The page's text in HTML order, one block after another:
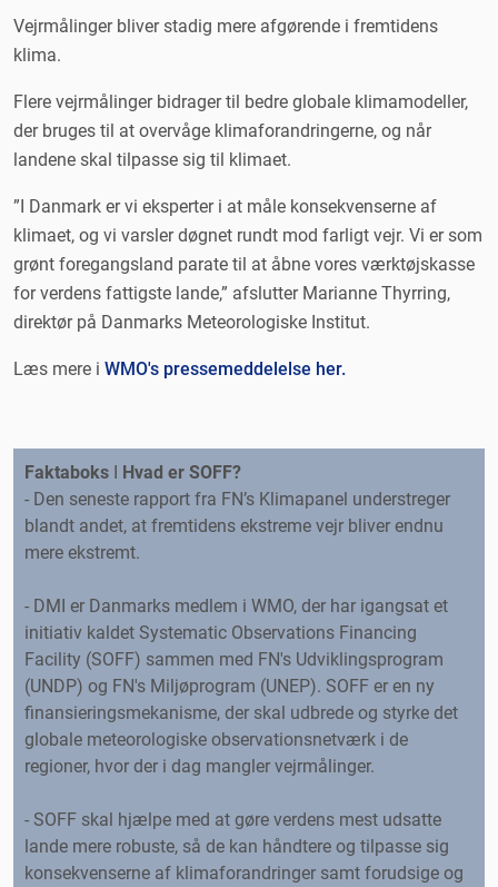
Vejrmålinger bliver stadig mere afgørende i fremtidens
klima.
Flere vejrmålinger bidrager til bedre globale klimamodeller,
der bruges til at overvåge klimaforandringerne, og når
landene skal tilpasse sig til klimaet.
”I Danmark er vi eksperter i at måle konsekvenserne af
klimaet, og vi varsler døgnet rundt mod farligt vejr. Vi er som
grønt foregangsland parate til at åbne vores værktøjskasse
for verdens fattigste lande,” afslutter Marianne Thyrring,
direktør på Danmarks Meteorologiske Institut.
Læs mere i WMO's pressemeddelelse her.
Faktaboks I Hvad er SOFF?
- Den seneste rapport fra FN’s Klimapanel understreger
blandt andet, at fremtidens ekstreme vejr bliver endnu
mere ekstremt.
- DMI er Danmarks medlem i WMO, der har igangsat et
initiativ kaldet Systematic Observations Financing
Facility (SOFF) sammen med FN's Udviklingsprogram
(UNDP) og FN's Miljøprogram (UNEP). SOFF er en ny
finansieringsmekanisme, der skal udbrede og styrke det
globale meteorologiske observationsnetværk i de
regioner, hvor der i dag mangler vejrmålinger.
- SOFF skal hjælpe med at gøre verdens mest udsatte
lande mere robuste, så de kan håndtere og tilpasse sig
konsekvenserne af klimaforandringer samt forudsige og